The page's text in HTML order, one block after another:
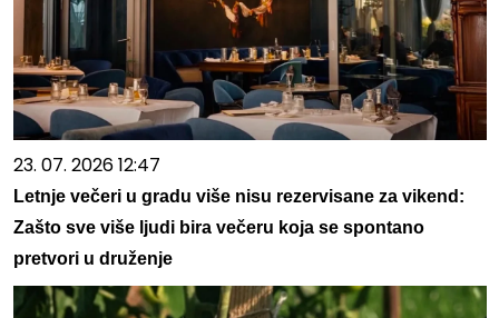
23. 07. 2026 12:47
Letnje večeri u gradu više nisu rezervisane za vikend:
Zašto sve više ljudi bira večeru koja se spontano
pretvori u druženje